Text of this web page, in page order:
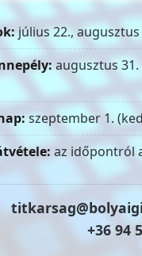
július 22., augusztus
augusztus 31.
szeptember 1.
az időpontról
+36 94